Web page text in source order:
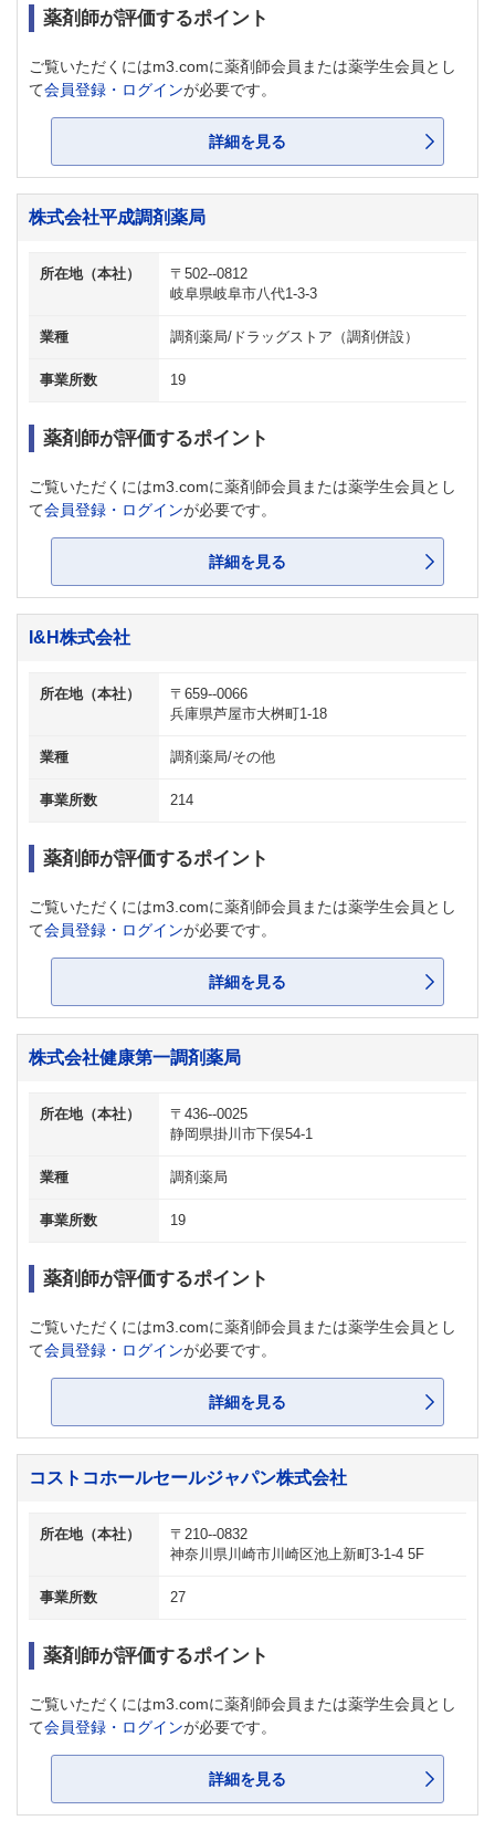
薬剤師が評価するポイント
ご覧いただくにはm3.comに薬剤師会員または薬学生会員とし
て会員登録・ログインが必要です。
詳細を見る
株式会社平成調剤薬局
所在地（本社）
〒502--0812
岐阜県岐阜市八代1-3-3
業種 調剤薬局/ドラッグストア（調剤併設）
事業所数 19
薬剤師が評価するポイント
ご覧いただくにはm3.comに薬剤師会員または薬学生会員とし
て会員登録・ログインが必要です。
詳細を見る
I&H株式会社
所在地（本社）
〒659--0066
兵庫県芦屋市大桝町1-18
業種 調剤薬局/その他
事業所数 214
薬剤師が評価するポイント
ご覧いただくにはm3.comに薬剤師会員または薬学生会員とし
て会員登録・ログインが必要です。
詳細を見る
株式会社健康第一調剤薬局
所在地（本社）
〒436--0025
静岡県掛川市下俣54-1
業種 調剤薬局
事業所数 19
薬剤師が評価するポイント
ご覧いただくにはm3.comに薬剤師会員または薬学生会員とし
て会員登録・ログインが必要です。
詳細を見る
コストコホールセールジャパン株式会社
所在地（本社）
〒210--0832
神奈川県川崎市川崎区池上新町3-1-4 5F
事業所数 27
薬剤師が評価するポイント
ご覧いただくにはm3.comに薬剤師会員または薬学生会員とし
て会員登録・ログインが必要です。
詳細を見る